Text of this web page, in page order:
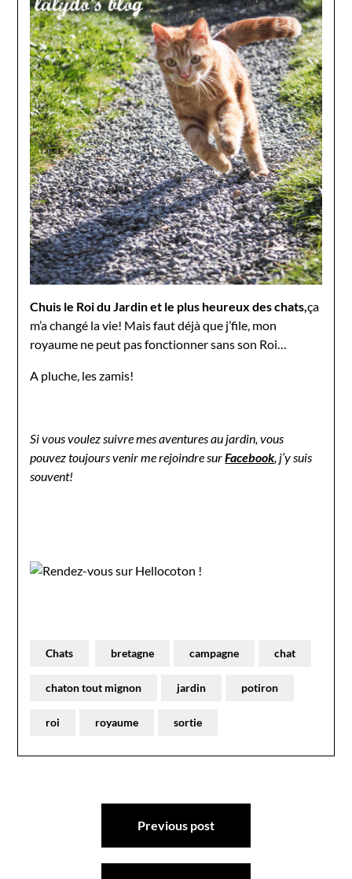
Chuis le Roi du Jardin et le plus heureux des chats,ça
m’a changé la vie! Mais faut déjà que j’file, mon
royaume ne peut pas fonctionner sans son Roi…
A pluche, les zamis!
Si vous voulez suivre mes aventures au jardin, vous
pouvez toujours venir me rejoindre surFacebook, j’y suis
souvent!
Chats bretagne campagne chat
chaton tout mignon jardin potiron
roi royaume sortie
Navigation
Previous post